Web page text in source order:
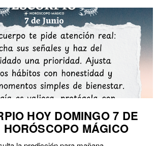
HOY DOMINGO 7 DE
MÁGICO